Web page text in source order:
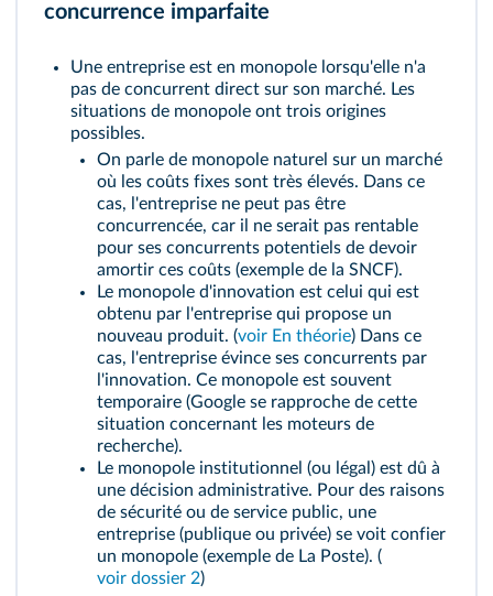
concurrence imparfaite
Une entreprise est en monopole lorsqu'elle n'a
pas de concurrent direct sur son marché. Les
situations de monopole ont trois origines
possibles.
On parle de monopole naturel sur un marché
où les coûts fixes sont très élevés. Dans ce
cas, l'entreprise ne peut pas être
concurrencée, car il ne serait pas rentable
pour ses concurrents potentiels de devoir
amortir ces coûts (exemple de la SNCF).
Le monopole d'innovation est celui qui est
obtenu par l'entreprise qui propose un
nouveau produit. (voir En théorie) Dans ce
cas, l'entreprise évince ses concurrents par
l'innovation. Ce monopole est souvent
temporaire (Google se rapproche de cette
situation concernant les moteurs de
recherche).
Le monopole institutionnel (ou légal) est dû à
une décision administrative. Pour des raisons
de sécurité ou de service public, une
entreprise (publique ou privée) se voit confier
un monopole (exemple de La Poste). (
voir dossier 2)